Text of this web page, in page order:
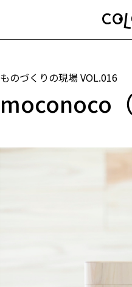
ものづくりの現場 VOL.016
moconoco（